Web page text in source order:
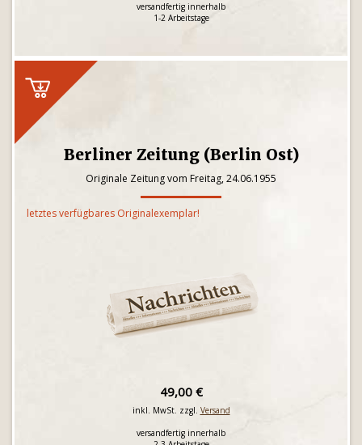
versandfertig innerhalb
1-2 Arbeitstage
Berliner Zeitung (Berlin Ost)
Originale Zeitung vom Freitag, 24.06.1955
letztes verfügbares Originalexemplar!
49,00 €
inkl. MwSt. zzgl. Versand
versandfertig innerhalb